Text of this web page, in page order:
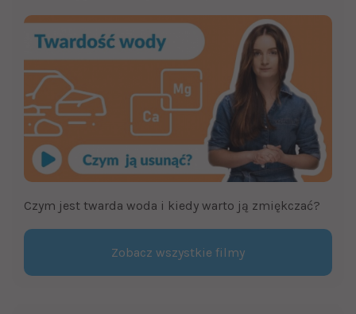
Czym jest twarda woda i kiedy warto ją zmiękczać?
Zobacz wszystkie filmy